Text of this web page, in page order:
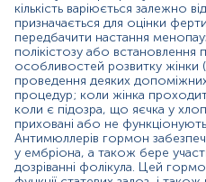
опускання яєчок з
відхиленні АМГ опускання
опускання яєчок
сечостатевої системи у
що головна функція АМГ
зародка, цей гормон здійснює
після народження. В
бере участь в регуляції
Тестостерон є основним
гормоном, але він присутній і
вимірюється як загальний
кількість варіюється залежно
призначається для оцінки
передбачити настання
полікістозу або встановлення
особливостей розвитку жінки
проведення деяких
процедур; коли жінка
коли є підозра, що яєчка у
приховані або не
Антимюллерів гормон
у ембріона, а також бере
дозріванні фолікула. Цей